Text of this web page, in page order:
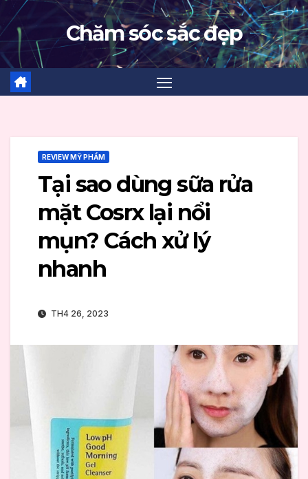
Skip
to
content
Chăm sóc sắc đẹp
REVIEW MỸ PHẨM
Tại sao dùng sữa rửa
mặt Cosrx lại nổi
mụn? Cách xử lý
nhanh
TH4 26, 2023